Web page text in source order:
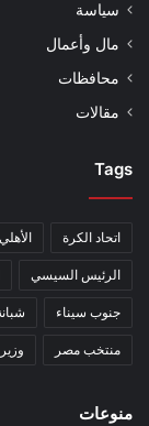
سياسة
مال وأعمال
محافظات
مقالات
Tags
اتحاد الكرة الأهلي
الرئيس السيسي
جنوب سيناء
منتخب مصر
منوعات